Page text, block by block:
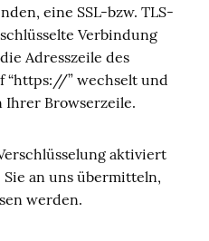
eine SSL-bzw. TLS-
Verbindung
Adresszeile des
“https://” wechselt und
Ihrer Browserzeile.
aktiviert
an uns übermitteln,
werden.